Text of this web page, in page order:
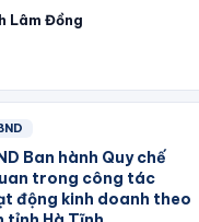
Lâm Đồng
Ban hành Quy chế
trong công tác
động kinh doanh theo